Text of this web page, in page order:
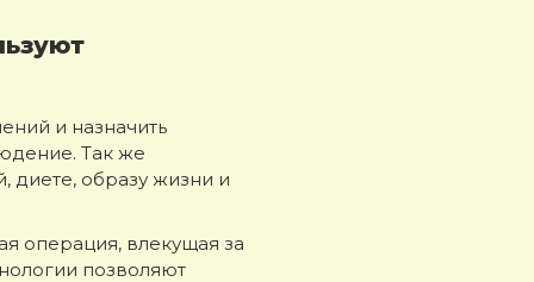
и назначить
Так же
диете, образу жизни и
операция, влекущая за
позволяют